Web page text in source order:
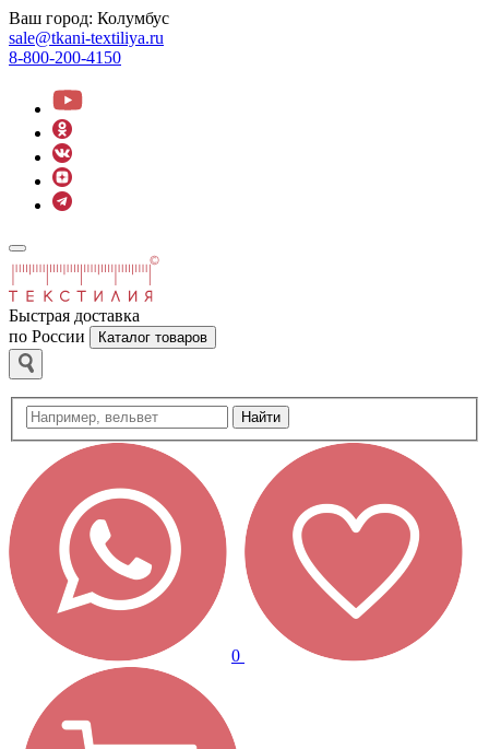
Ваш город: Колумбус
sale@tkani-textiliya.ru
8-800-200-4150
Быстрая доставка
по России
Каталог товаров
Найти
0